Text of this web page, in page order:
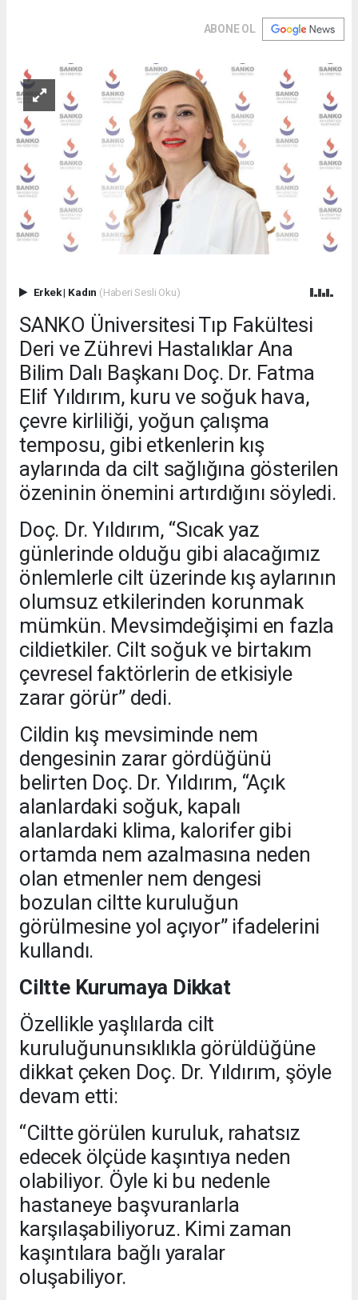
ABONE OL
Erkek| Kadın (Haberi Sesli Oku)
SANKO Üniversitesi Tıp Fakültesi
Deri ve Zührevi Hastalıklar Ana
Bilim Dalı Başkanı Doç. Dr. Fatma
Elif Yıldırım, kuru ve soğuk hava,
çevre kirliliği, yoğun çalışma
temposu, gibi etkenlerin kış
aylarında da cilt sağlığına gösterilen
özeninin önemini artırdığını söyledi.
Doç. Dr. Yıldırım, “Sıcak yaz
günlerinde olduğu gibi alacağımız
önlemlerle cilt üzerinde kış aylarının
olumsuz etkilerinden korunmak
mümkün. Mevsimdeğişimi en fazla
cildietkiler. Cilt soğuk ve birtakım
çevresel faktörlerin de etkisiyle
zarar görür” dedi.
Cildin kış mevsiminde nem
dengesinin zarar gördüğünü
belirten Doç. Dr. Yıldırım, “Açık
alanlardaki soğuk, kapalı
alanlardaki klima, kalorifer gibi
ortamda nem azalmasına neden
olan etmenler nem dengesi
bozulan ciltte kuruluğun
görülmesine yol açıyor” ifadelerini
kullandı.
Ciltte Kurumaya Dikkat
Özellikle yaşlılarda cilt
kuruluğununsıklıkla görüldüğüne
dikkat çeken Doç. Dr. Yıldırım, şöyle
devam etti:
“Ciltte görülen kuruluk, rahatsız
edecek ölçüde kaşıntıya neden
olabiliyor. Öyle ki bu nedenle
hastaneye başvuranlarla
karşılaşabiliyoruz. Kimi zaman
kaşıntılara bağlı yaralar
oluşabiliyor.